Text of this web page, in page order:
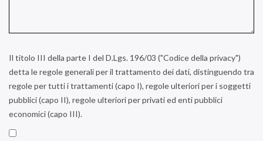
Il titolo III della parte I del D.Lgs. 196/03 ("Codice della privacy")
detta le regole generali per il trattamento dei dati, distinguendo tra
regole per tutti i trattamenti (capo I), regole ulteriori per i soggetti
pubblici (capo II), regole ulteriori per privati ed enti pubblici
economici (capo III).